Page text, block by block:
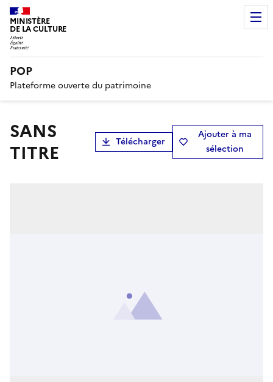
MINISTÈRE
DE LA CULTURE
POP
Plateforme ouverte du patrimoine
SANS
TITRE
Télécharger
Ajouter à ma
sélection